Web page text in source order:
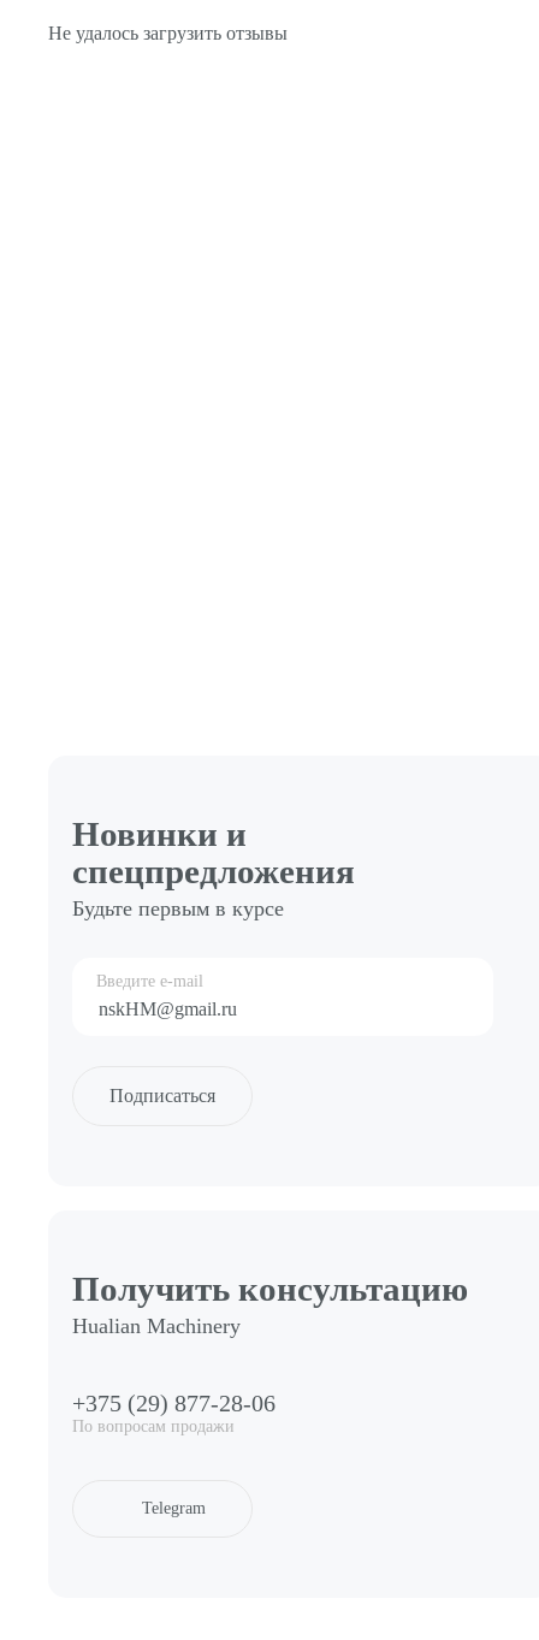
Не удалось загрузить отзывы
Новинки и
спецпредложения
Будьте первым в курсе
Введите e-mail
Подписаться
Получить консультацию
Hualian Machinery
+375 (29) 877-28-06
По вопросам продажи
Telegram